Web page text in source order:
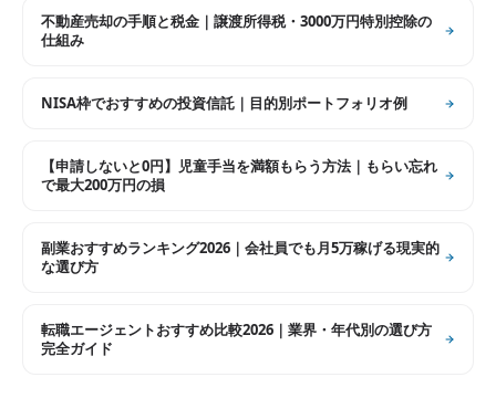
不動産売却の手順と税金｜譲渡所得税・3000万円特別控除の
仕組み
NISA枠でおすすめの投資信託｜目的別ポートフォリオ例
【申請しないと0円】児童手当を満額もらう方法｜もらい忘れ
で最大200万円の損
副業おすすめランキング2026｜会社員でも月5万稼げる現実的
な選び方
転職エージェントおすすめ比較2026｜業界・年代別の選び方
完全ガイド